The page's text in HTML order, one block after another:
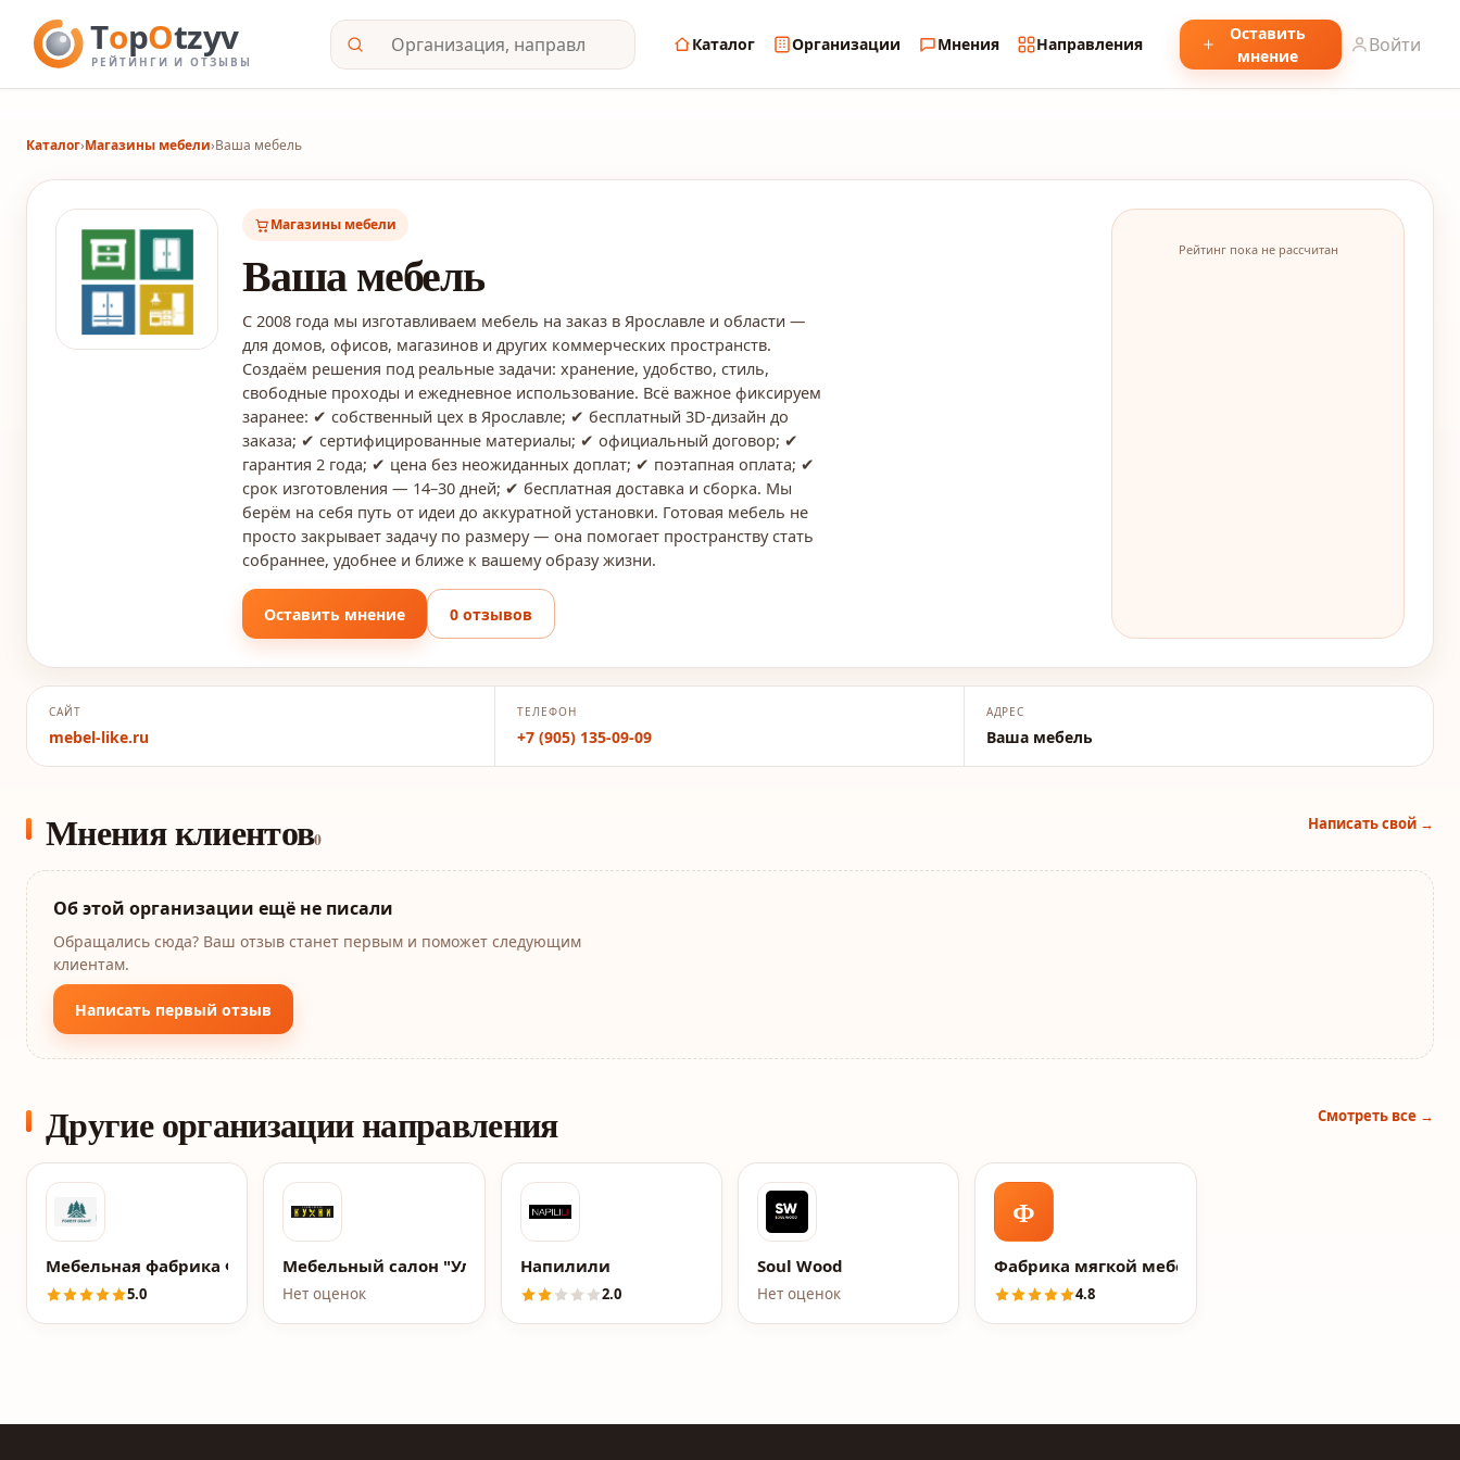
Каталог Организации Мнения Направления
Оставить
мнение
Войти
Каталог›Магазины мебели›Ваша мебель
Магазины мебели
Ваша мебель
С 2008 года мы изготавливаем мебель на заказ в Ярославле и области —
для домов, офисов, магазинов и других коммерческих пространств.
Создаём решения под реальные задачи: хранение, удобство, стиль,
свободные проходы и ежедневное использование. Всё важное фиксируем
заранее: ✔ собственный цех в Ярославле; ✔ бесплатный 3D-дизайн до
заказа; ✔ сертифицированные материалы; ✔ официальный договор; ✔
гарантия 2 года; ✔ цена без неожиданных доплат; ✔ поэтапная оплата; ✔
срок изготовления — 14–30 дней; ✔ бесплатная доставка и сборка. Мы
берём на себя путь от идеи до аккуратной установки. Готовая мебель не
просто закрывает задачу по размеру — она помогает пространству стать
собраннее, удобнее и ближе к вашему образу жизни.
Оставить мнение 0 отзывов
Рейтинг пока не рассчитан
САЙТ
mebel-like.ru
ТЕЛЕФОН
+7 (905) 135-09-09
АДРЕС
Ваша мебель
Мнения клиентов0
Написать свой →
Об этой организации ещё не писали
Обращались сюда? Ваш отзыв станет первым и поможет следующим
клиентам.
Написать первый отзыв
Другие организации направления Смотреть все →
Мебельная фабрика Форест Грант (Forest Grant)
5.0
Мебельный салон "Ульяновские кухни"
Нет оценок
Напилили
2.0
Soul Wood
Нет оценок
Ф
Фабрика мягкой мебели NEXTFORM
4.8